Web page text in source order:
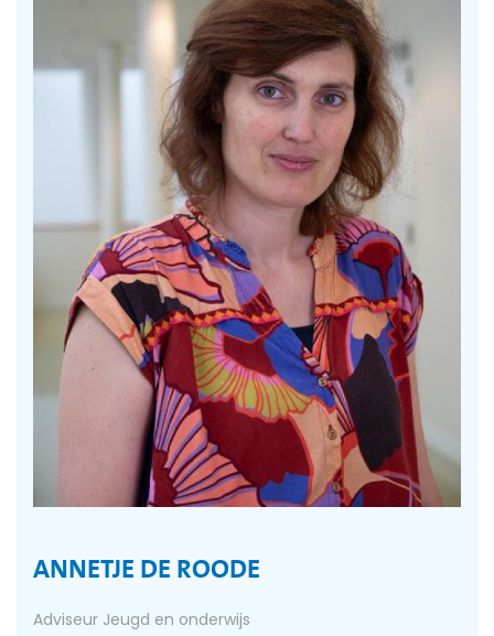
ANNETJE DE ROODE
Adviseur Jeugd en onderwijs